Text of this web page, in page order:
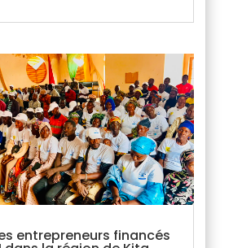
entrepreneurs financés